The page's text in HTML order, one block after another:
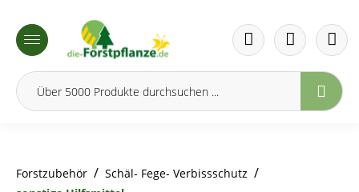
springen
Forstzubehör / Schäl- Fege- Verbissschutz /